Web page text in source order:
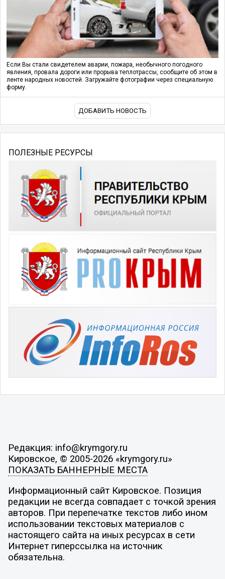
Если Вы стали свидетелем аварии, пожара, необычного погодного
явления, провала дороги или прорыва теплотрассы, сообщите об этом в
ленте народных новостей. Загружайте фотографии через специальную
форму.
ДОБАВИТЬ НОВОСТЬ
ПОЛЕЗНЫЕ РЕСУРСЫ
Редакция: info@krymgory.ru
Кировское, © 2005-2026 «krymgory.ru»
ПОКАЗАТЬ БАННЕРНЫЕ МЕСТА
Информационный сайт Кировское. Позиция
редакции не всегда совпадает с точкой зрения
авторов. При перепечатке текстов либо ином
использовании текстовых материалов с
настоящего сайта на иных ресурсах в сети
Интернет гиперссылка на источник
обязательна.